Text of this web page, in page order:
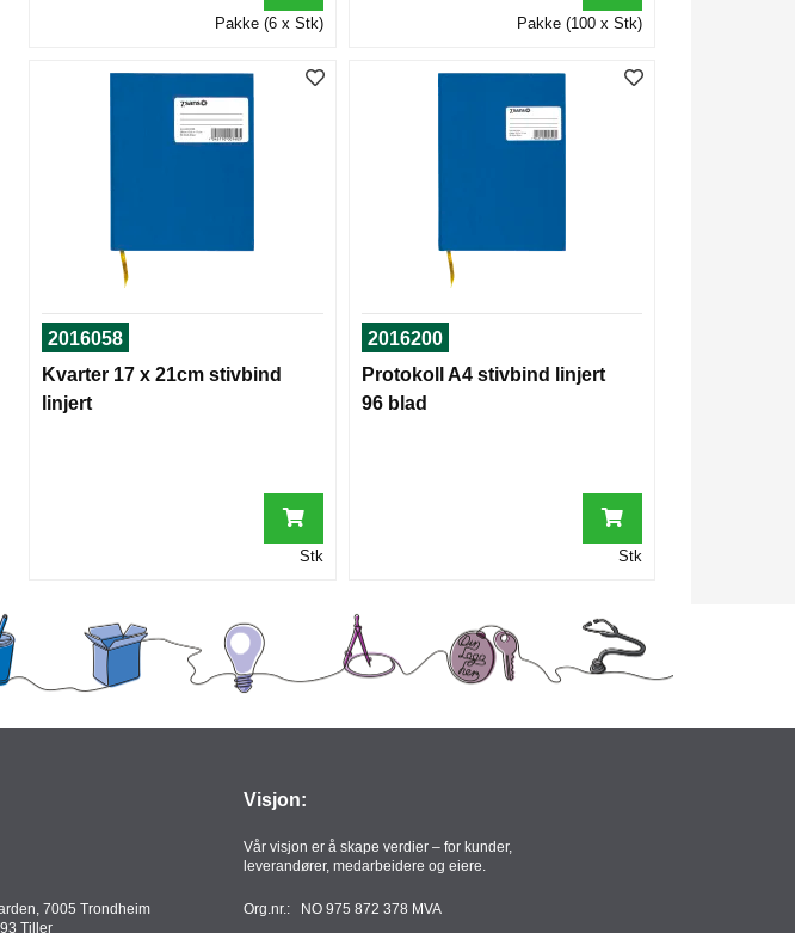
Pakke (6 x Stk) Pakke (100 x Stk)
2016058
Kvarter 17 x 21cm stivbind
linjert
Stk
2016200
Protokoll A4 stivbind linjert
96 blad
Stk
7005 Trondheim
Tiller
Visjon:
Vår visjon er å skape verdier – for kunder,
leverandører, medarbeidere og eiere.
Org.nr.: NO 975 872 378 MVA